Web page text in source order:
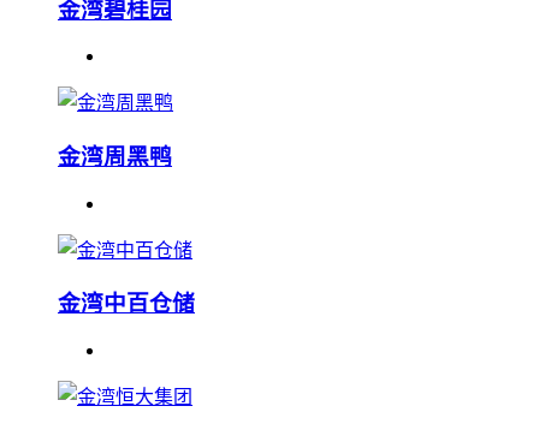
金湾碧桂园
金湾周黑鸭
金湾中百仓储